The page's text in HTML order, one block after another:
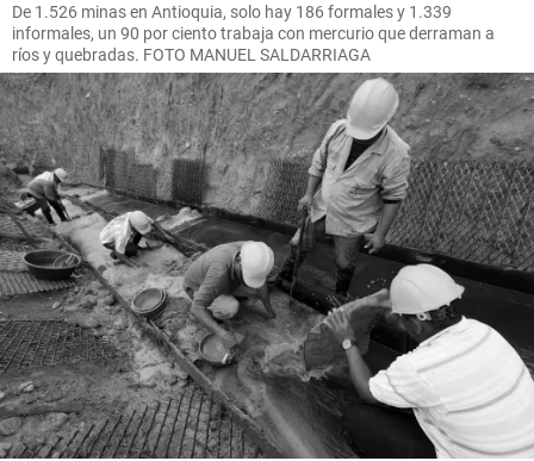
De 1.526 minas en Antioquia, solo hay 186 formales y 1.339
informales, un 90 por ciento trabaja con mercurio que derraman a
ríos y quebradas. FOTO MANUEL SALDARRIAGA